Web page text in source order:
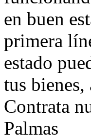
en buen
primera
estado
tus
Contrata
Palmas